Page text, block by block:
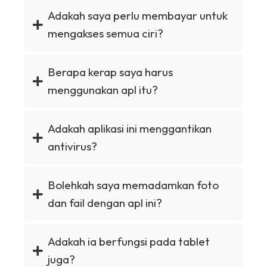
Adakah saya perlu membayar untuk
mengakses semua ciri?
Berapa kerap saya harus
menggunakan apl itu?
Adakah aplikasi ini menggantikan
antivirus?
Bolehkah saya memadamkan foto
dan fail dengan apl ini?
Adakah ia berfungsi pada tablet
juga?